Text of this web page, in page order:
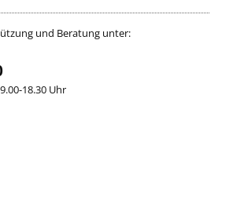
und Beratung unter:
18.30 Uhr